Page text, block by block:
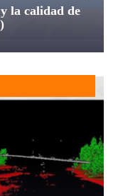
la calidad de